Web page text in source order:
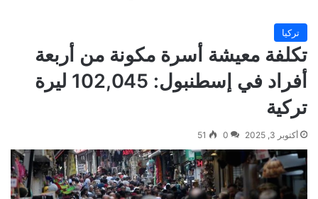
تركيا
تكلفة معيشة أسرة مكونة من أربعة
أفراد في إسطنبول: 102,045 ليرة
تركية
أكتوبر 3, 2025 0
51